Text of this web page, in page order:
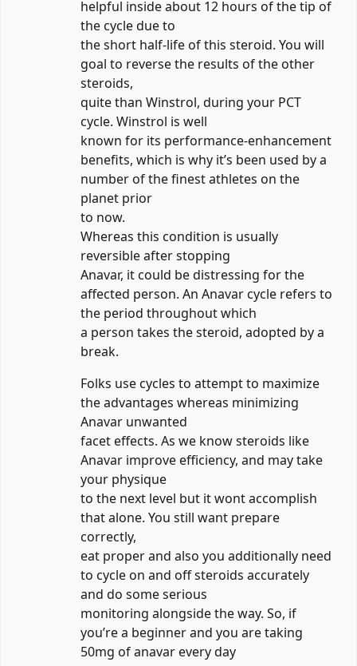
helpful inside about 12 hours of the tip of
the cycle due to
the short half-life of this steroid. You will
goal to reverse the results of the other
steroids,
quite than Winstrol, during your PCT
cycle. Winstrol is well
known for its performance-enhancement
benefits, which is why it’s been used by a
number of the finest athletes on the
planet prior
to now.
Whereas this condition is usually
reversible after stopping
Anavar, it could be distressing for the
affected person. An Anavar cycle refers to
the period throughout which
a person takes the steroid, adopted by a
break.
Folks use cycles to attempt to maximize
the advantages whereas minimizing
Anavar unwanted
facet effects. As we know steroids like
Anavar improve efficiency, and may take
your physique
to the next level but it wont accomplish
that alone. You still want prepare
correctly,
eat proper and also you additionally need
to cycle on and off steroids accurately
and do some serious
monitoring alongside the way. So, if
you’re a beginner and you are taking
50mg of anavar every day